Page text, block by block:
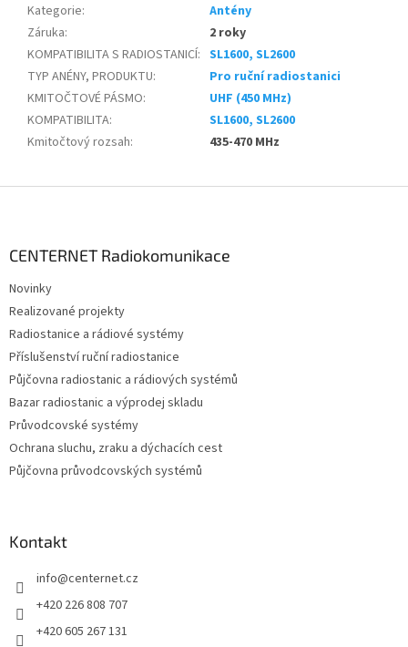
Kategorie:
Antény
Záruka:
2 roky
KOMPATIBILITA S RADIOSTANICÍ: SL1600, SL2600
TYP ANÉNY, PRODUKTU:
Pro ruční radiostanici
KMITOČTOVÉ PÁSMO:
UHF (450 MHz)
KOMPATIBILITA:
SL1600, SL2600
Kmitočtový rozsah: 435-470 MHz
CENTERNET Radiokomunikace
Novinky
Realizované projekty
Radiostanice a rádiové systémy
Příslušenství ruční radiostanice
Půjčovna radiostanic a rádiových systémů
Bazar radiostanic a výprodej skladu
Průvodcovské systémy
Ochrana sluchu, zraku a dýchacích cest
Půjčovna průvodcovských systémů
Kontakt
info@centernet.cz
+420 226 808 707
+420 605 267 131